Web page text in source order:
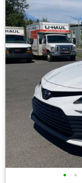
• •